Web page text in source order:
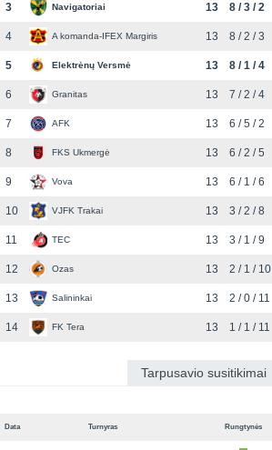
3 Navigatoriai 13 8 / 3 / 2
4 A komanda-IFEX Margiris 13 8 / 2 / 3
5 Elektrėnų Versmė 13 8 / 1 / 4
6 Granitas 13 7 / 2 / 4
7 AFK 13 6 / 5 / 2
8 FKS Ukmergė 13 6 / 2 / 5
9 Vova 13 6 / 1 / 6
10 VJFK Trakai 13 3 / 2 / 8
11 TEC 13 3 / 1 / 9
12 Ozas 13 2 / 1 / 10
13 Salininkai 13 2 / 0 / 11
14 FK Tera 13 1 / 1 / 11
Tarpusavio susitikimai
Data Turnyras Rungtynės